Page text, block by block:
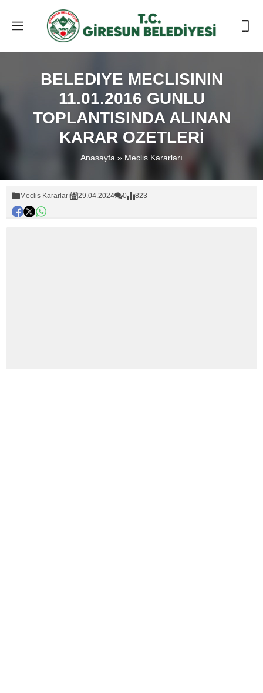
BELEDIYE MECLISININ
11.01.2016 GUNLU
TOPLANTISINDA ALINAN
KARAR OZETLERİ
Anasayfa » Meclis Kararları
Meclis Kararları 29.04.2024 0 823